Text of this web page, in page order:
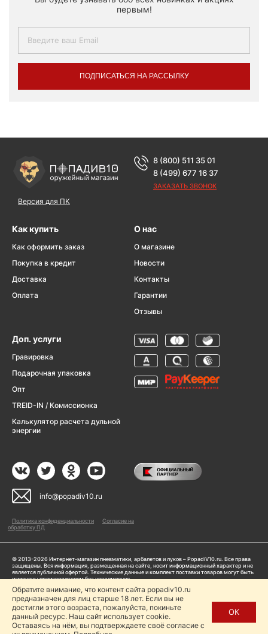
первым!
ПОДПИСАТЬСЯ НА РАССЫЛКУ
Версия для ПК
8 (800) 511 35 01
8 (499) 677 16 37
ЗАКАЗАТЬ ЗВОНОК
Как купить
Как оформить заказ
Покупка в кредит
Доставка
Оплата
О нас
О магазине
Новости
Контакты
Гарантии
Отзывы
Доп. услуги
Гравировка
Подарочная упаковка
Опт
TREID-IN / Комиссионка
Калькулятор расчета дульной
энергии
info@popadiv10.ru
Политика конфиденциальности
Согласие на
обработку ПД
© 2013-2026 Интернет-магазин пневматики, арбалетов и луков – PopadiV10.ru. Все права
защищены. Вся информация, размещенная на сайте, носит информационный характер и не
является публичной офертой. Технические данные и комплект поставки товаров могут быть
изменены производителем без уведомления
ИП Жарук Александр Сергеевич, ОГРНИП: 314504704200042
Пользуясь сайтом Popadiv10.ru, пользователь автоматически соглашается с условиями,
прописанными в
Политике конфиденциальности
Копирование любой информации (тексты, фото, видео и др.) с сайта Popadiv10 запрещено,
за исключением наличия письменного согласия администрации сайта Popadiv10.
Обратите внимание, что контент сайта popadiv10.ru
предназначен для лиц старше 18 лет. Если вы не
достигли этого возраста, пожалуйста, покиньте
данный ресурс. Наш сайт использует cookie.
Оставаясь на нём, вы подтверждаете своё согласие с
ОК